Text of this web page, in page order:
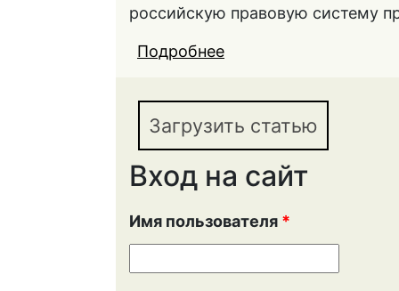
российскую правовую систему
Подробнее
Загрузить статью
Вход на сайт
Имя пользователя *